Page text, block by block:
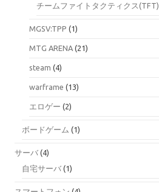
チームファイトタクティクス(TFT)
MGSV:TPP (1)
MTG ARENA (21)
steam (4)
warframe (13)
エロゲー (2)
ボードゲーム (1)
サーバ (4)
自宅サーバ (1)